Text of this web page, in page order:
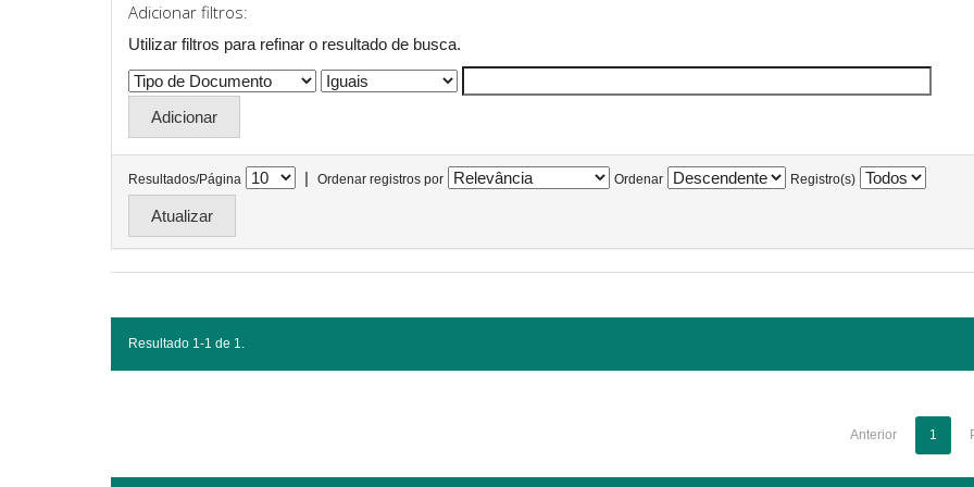
Adicionar filtros:
Utilizar filtros para refinar o resultado de busca.
Resultados/Página | Ordenar registros por Ordenar Registro(s)
Resultado 1-1 de 1.
Anterior 1